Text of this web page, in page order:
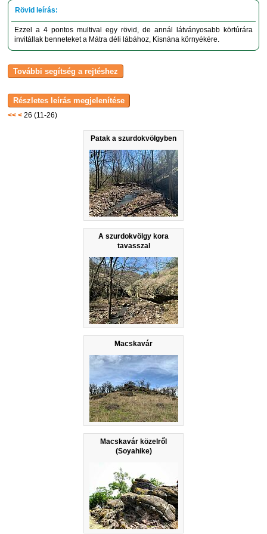
<< < 26 (11-26)
Patak a szurdokvölgyben
A szurdokvölgy kora
tavasszal
Macskavár
Macskavár közelről
(Soyahike)
Ezzel a 4 pontos multival egy rövid, de annál látványosabb körtúrára
invitállak benneteket a Mátra déli lábához, Kisnána környékére.